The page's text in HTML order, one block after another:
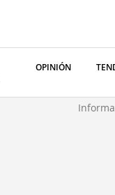
OPINIÓN